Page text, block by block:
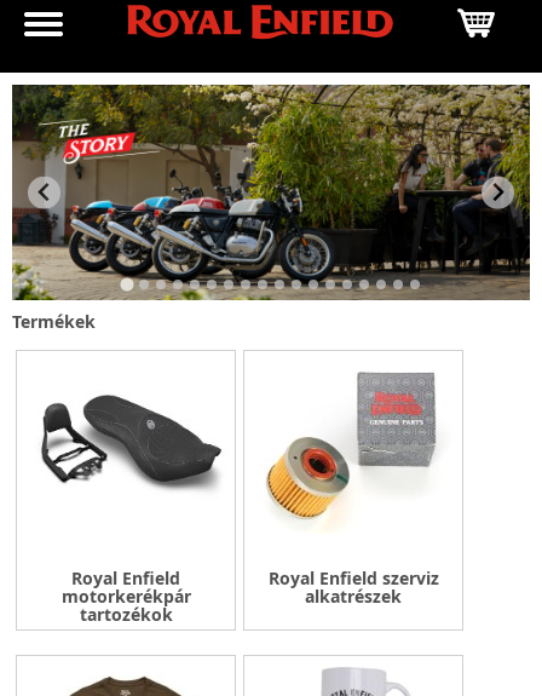
Termékek
Royal Enfield
motorkerékpár
tartozékok
Royal Enfield szerviz
alkatrészek